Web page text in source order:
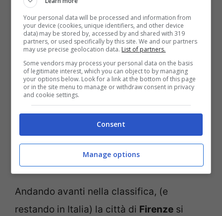
Andando avanti nella classifica, (e
restando in Italia) la città di Firenze si
Your personal data will be processed and information from
your device (cookies, unique identifiers, and other device
data) may be stored by, accessed by and shared with 319
partners, or used specifically by this site. We and our partners
may use precise geolocation data. List of partners.
Some vendors may process your personal data on the basis
of legitimate interest, which you can object to by managing
your options below. Look for a link at the bottom of this page
or in the site menu to manage or withdraw consent in privacy
and cookie settings.
Consent
Manage options